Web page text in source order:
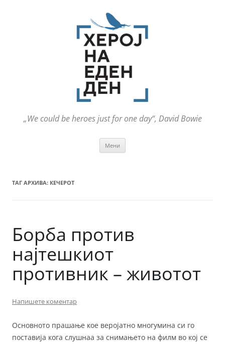
„We could be heroes just for one day“, David Bowie
Мени
ТАГ АРХИВА: КЕЧЕРОТ
Борба против
најтешкиот
противник – животот
Напишете коментар
Основното прашање кое веројатно многумина си го
поставија кога слушнаа за снимањето на филм во кој се